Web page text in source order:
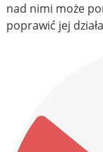
nad nimi może
poprawić jej